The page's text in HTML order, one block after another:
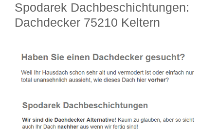
Spodarek Dachbeschichtungen:
Dachdecker 75210 Keltern